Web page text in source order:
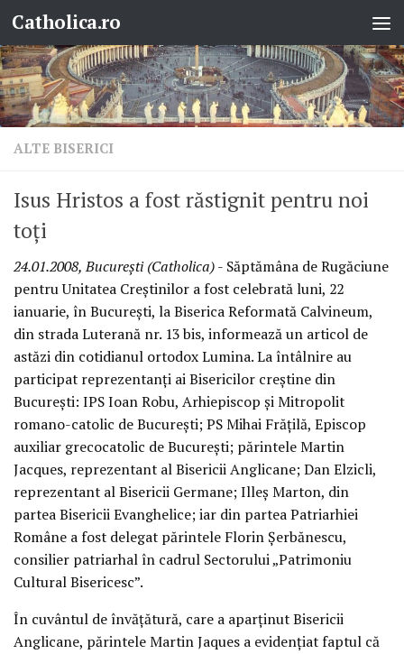
Skip to content
Catholica.ro
ALTE BISERICI
Isus Hristos a fost răstignit pentru noi
toţi
24.01.2008, Bucureşti (Catholica)- Săptămâna de Rugăciune
pentru Unitatea Creştinilor a fost celebrată luni, 22
ianuarie, în Bucureşti, la Biserica Reformată Calvineum,
din strada Luterană nr. 13 bis, informează un articol de
astăzi din cotidianul ortodox Lumina. La întâlnire au
participat reprezentanţi ai Bisericilor creştine din
Bucureşti: IPS Ioan Robu, Arhiepiscop şi Mitropolit
romano-catolic de Bucureşti; PS Mihai Frăţilă, Episcop
auxiliar greco­catolic de Bucureşti; părintele Martin
Jacques, reprezentant al Bisericii Anglicane; Dan Elzicli,
reprezentant al Bisericii Germane; Illeş Marton, din
partea Bisericii Evanghelice; iar din partea Patriarhiei
Române a fost delegat părintele Florin Şerbănescu,
consilier patriarhal în cadrul Sectorului „Patrimoniu
Cultural Bisericesc”.
În cuvântul de învăţătură, care a aparţinut Bisericii
Anglicane, părintele Martin Jaques a evidenţiat faptul că